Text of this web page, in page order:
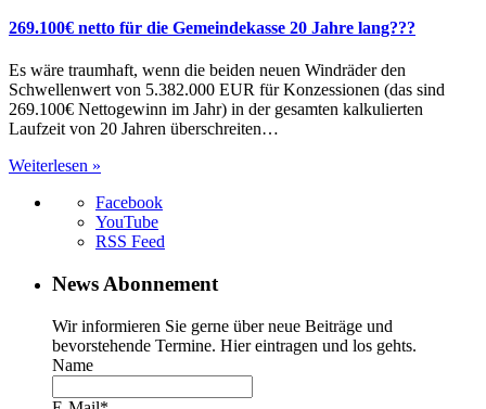
269.100€ netto für die Gemeindekasse 20 Jahre lang???
Es wäre traumhaft, wenn die beiden neuen Windräder den
Schwellenwert von 5.382.000 EUR für Konzessionen (das sind
269.100€ Nettogewinn im Jahr) in der gesamten kalkulierten
Laufzeit von 20 Jahren überschreiten…
Weiterlesen »
Facebook
YouTube
RSS Feed
News Abonnement
Wir informieren Sie gerne über neue Beiträge und
bevorstehende Termine. Hier eintragen und los gehts.
Name